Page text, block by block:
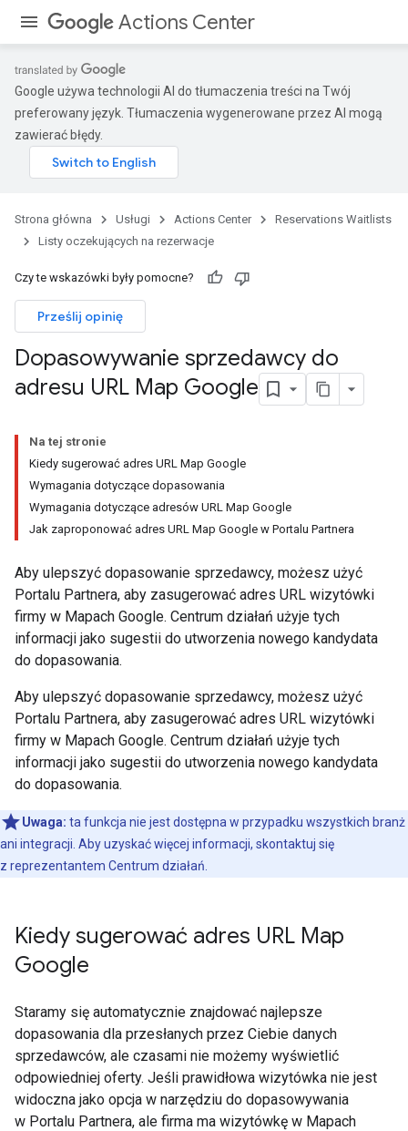
Actions Center
Google używa technologii AI do tłumaczenia treści na Twój
preferowany język. Tłumaczenia wygenerowane przez AI mogą
zawierać błędy.
Strona główna Usługi Actions Center
Reservations Waitlists
Listy oczekujących na rezerwacje
Czy te wskazówki były pomocne?
Prześlij opinię
Dopasowywanie sprzedawcy do
adresu URL Map Google
Na tej stronie
Kiedy sugerować adres URL Map Google
Wymagania dotyczące dopasowania
Wymagania dotyczące adresów URL Map Google
Jak zaproponować adres URL Map Google w Portalu Partnera
Aby ulepszyć dopasowanie sprzedawcy, możesz użyć
Portalu Partnera, aby zasugerować adres URL wizytówki
firmy w Mapach Google. Centrum działań użyje tych
informacji jako sugestii do utworzenia nowego kandydata
do dopasowania.
Aby ulepszyć dopasowanie sprzedawcy, możesz użyć
Portalu Partnera, aby zasugerować adres URL wizytówki
firmy w Mapach Google. Centrum działań użyje tych
informacji jako sugestii do utworzenia nowego kandydata
do dopasowania.
Uwaga: ta funkcja nie jest dostępna w przypadku wszystkich branż
ani integracji. Aby uzyskać więcej informacji, skontaktuj się
z reprezentantem Centrum działań.
Kiedy sugerować adres URL Map
Google
Staramy się automatycznie znajdować najlepsze
dopasowania dla przesłanych przez Ciebie danych
sprzedawców, ale czasami nie możemy wyświetlić
odpowiedniej oferty. Jeśli prawidłowa wizytówka nie jest
widoczna jako opcja w narzędziu do dopasowywania
w Portalu Partnera, ale firma ma wizytówkę w Mapach